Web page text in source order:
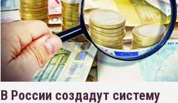
В России создадут систему